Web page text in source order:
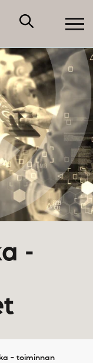
-
– toiminnan